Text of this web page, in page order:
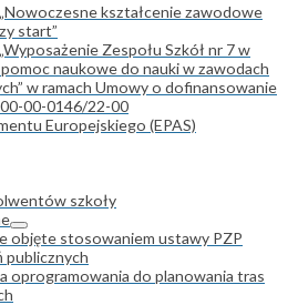
kształcenie zawodowe
start”
Zespołu Szkół nr 7 w
naukowe do nauki w zawodach
w ramach Umowy o dofinansowanie
00-0146/22-00
Europejskiego (EPAS)
szkoły
objęte stosowaniem ustawy PZP
publicznych
oprogramowania do planowania tras